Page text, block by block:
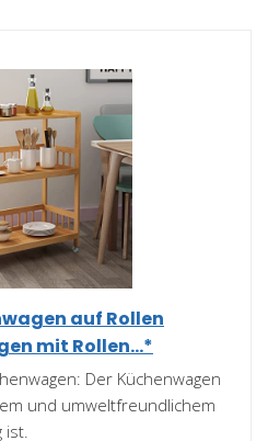
auf Rollen
mit Rollen...*
Der Küchenwagen
und umweltfreundlichem
ist.